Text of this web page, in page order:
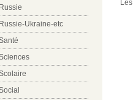
Russie
Russie-Ukraine-etc